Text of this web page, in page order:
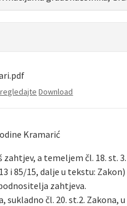
Download
Kramarić
zahtjev, a temeljem čl. 18. st.
i 85/15, dalje u tekstu:
zahtjeva.
sukladno čl. 20. st.2. Zakona,